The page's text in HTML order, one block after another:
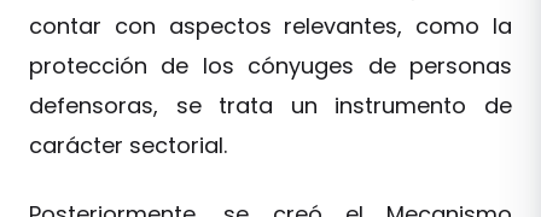
contar con aspectos relevantes, como la
protección de los cónyuges de personas
defensoras, se trata un instrumento de
carácter sectorial.